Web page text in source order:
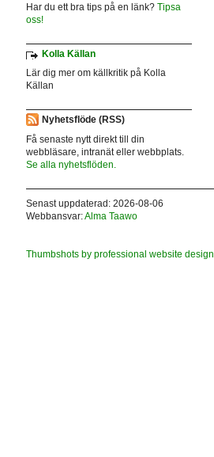
Har du ett bra tips på en länk? Tipsa
oss!
Kolla Källan
Lär dig mer om källkritik på Kolla
Källan
Nyhetsflöde (RSS)
Få senaste nytt direkt till din
webbläsare, intranät eller webbplats.
Se alla nyhetsflöden.
Senast uppdaterad: 2026-08-06
Webbansvar:Alma Taawo
Thumbshots by professional website design